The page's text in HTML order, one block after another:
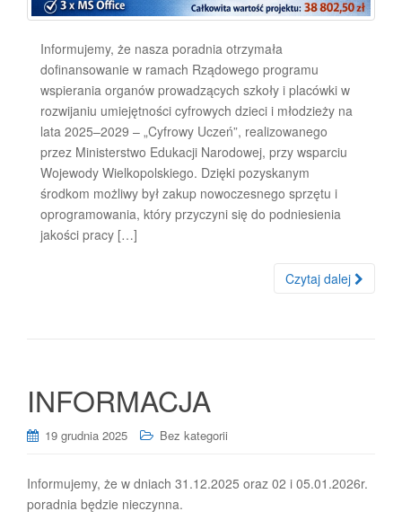
Informujemy, że nasza poradnia otrzymała
dofinansowanie w ramach Rządowego programu
wspierania organów prowadzących szkoły i placówki w
rozwijaniu umiejętności cyfrowych dzieci i młodzieży na
lata 2025–2029 – „Cyfrowy Uczeń”, realizowanego
przez Ministerstwo Edukacji Narodowej, przy wsparciu
Wojewody Wielkopolskiego. Dzięki pozyskanym
środkom możliwy był zakup nowoczesnego sprzętu i
oprogramowania, który przyczyni się do podniesienia
jakości pracy […]
Czytaj dalej
INFORMACJA
19 grudnia 2025 Bez kategorii
Informujemy, że w dniach 31.12.2025 oraz 02 i 05.01.2026r.
poradnia będzie nieczynna.